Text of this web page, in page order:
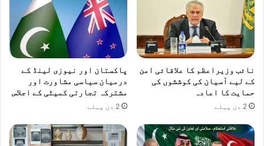
نائب وزیراعظم کا علاقائی امن
کے لیے آسیان کی کوششوں کی
حمایت کا اعادہ
2 دن پہلے
پاکستان اور نیوزی لینڈ کے
درمیان سیاسی مشاورت اور
مشترکہ تجارتی کمیٹی کے اجلاس
2 دن پہلے